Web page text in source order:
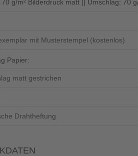
70 g/m² Bilderdruck matt || Umschlag: 70
Papier: